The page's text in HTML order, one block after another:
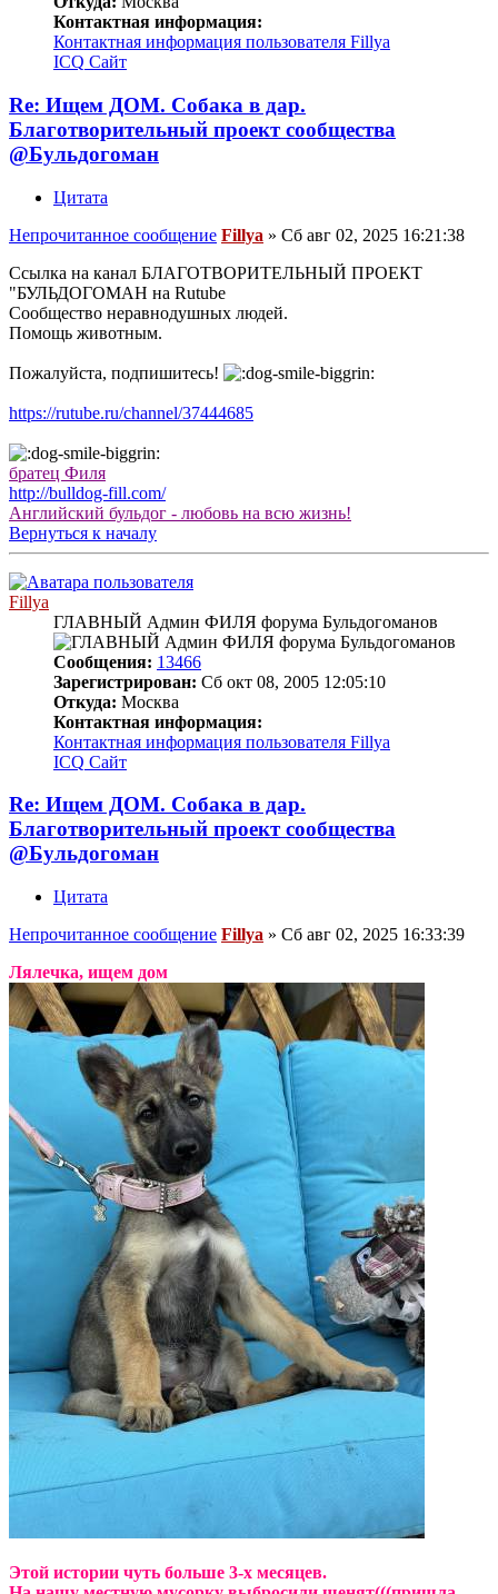
Контактная информация:
Контактная информация пользователя Fillya
ICQ Сайт
Re: Ищем ДОМ. Собака в дар.
Благотворительный проект сообщества
@Бульдогоман
Цитата
Непрочитанное сообщение Fillya » Сб авг 02, 2025 16:21:38
Ссылка на канал БЛАГОТВОРИТЕЛЬНЫЙ ПРОЕКТ
"БУЛЬДОГОМАН на Rutube
Сообщество неравнодушных людей.
Помощь животным.
Пожалуйста, подпишитесь!
https://rutube.ru/channel/37444685
братец Филя
http://bulldog-fill.com/
Английский бульдог - любовь на всю жизнь!
Вернуться к началу
Fillya
ГЛАВНЫЙ Админ ФИЛЯ форума Бульдогоманов
Сообщения: 13466
Зарегистрирован: Сб окт 08, 2005 12:05:10
Откуда: Москва
Контактная информация:
Контактная информация пользователя Fillya
ICQ Сайт
Re: Ищем ДОМ. Собака в дар.
Благотворительный проект сообщества
@Бульдогоман
Цитата
Непрочитанное сообщение Fillya » Сб авг 02, 2025 16:33:39
Лялечка, ищем дом
Этой истории чуть больше 3-х месяцев.